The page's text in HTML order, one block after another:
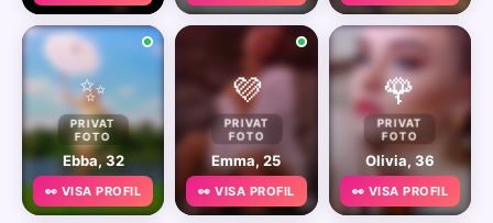
✨
PRIVAT
FOTO
Ebba, 32
👀 VISA PROFIL
💜
PRIVAT
FOTO
Emma, 25
👀 VISA PROFIL
🌹
PRIVAT
FOTO
Olivia, 36
👀 VISA PROFIL